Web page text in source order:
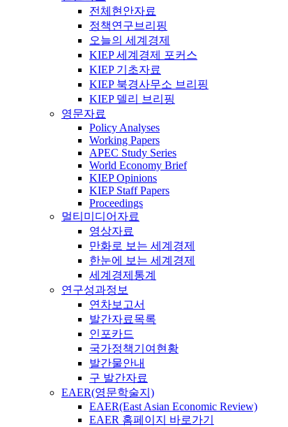
전체현안자료
정책연구브리핑
오늘의 세계경제
KIEP 세계경제 포커스
KIEP 기초자료
KIEP 북경사무소 브리핑
KIEP 델리 브리핑
영문자료
Policy Analyses
Working Papers
APEC Study Series
World Economy Brief
KIEP Opinions
KIEP Staff Papers
Proceedings
멀티미디어자료
영상자료
만화로 보는 세계경제
한눈에 보는 세계경제
세계경제통계
연구성과정보
연차보고서
발간자료목록
인포카드
국가정책기여현황
발간물안내
구 발간자료
EAER(영문학술지)
EAER(East Asian Economic Review)
EAER 홈페이지 바로가기